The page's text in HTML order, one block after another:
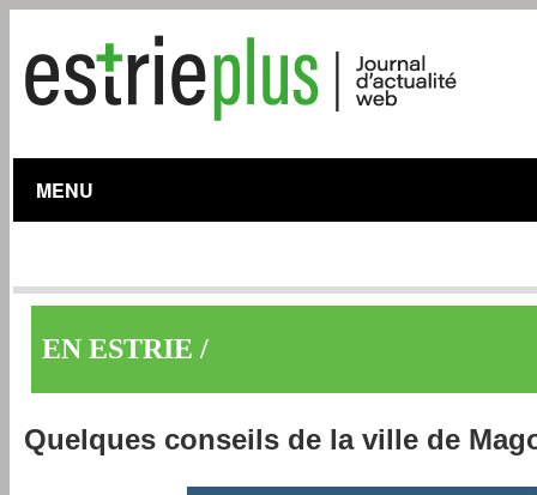
MENU
EN ESTRIE /
Quelques conseils de la ville de